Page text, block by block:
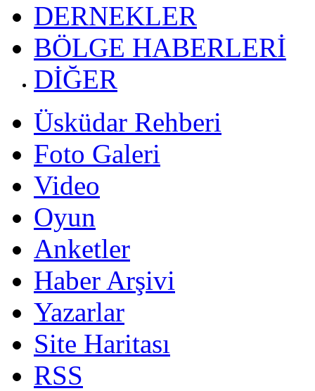
DERNEKLER
BÖLGE HABERLERİ
DİĞER
Üsküdar Rehberi
Foto Galeri
Video
Oyun
Anketler
Haber Arşivi
Yazarlar
Site Haritası
RSS